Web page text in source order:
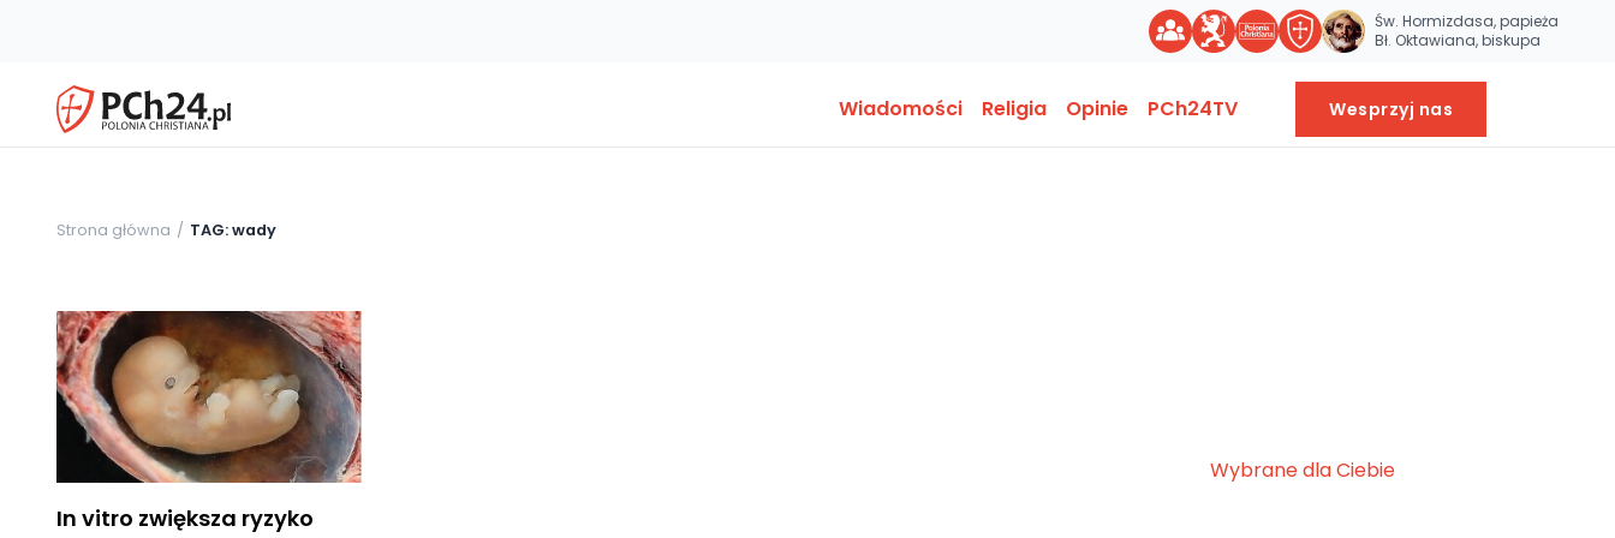
Św. Hormizdasa, papieża
Bł. Oktawiana, biskupa
Wiadomości Religia Opinie PCh24TV Wesprzyj nas
Strona główna TAG: wady
In vitro zwiększa ryzyko
Wybrane dla Ciebie